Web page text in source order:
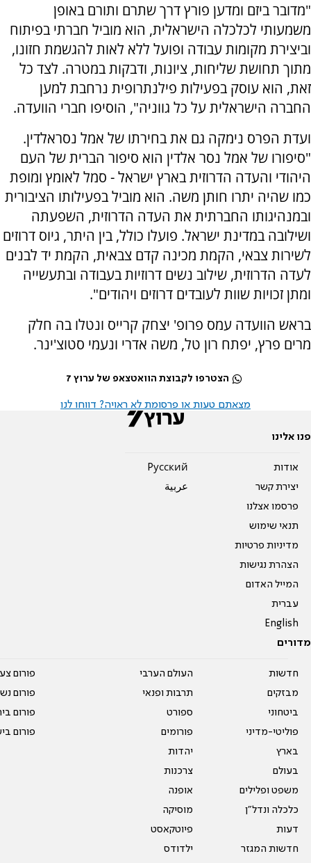
"מדובר ביזם ומדען פורץ דרך שתרם ותורם באופן
משמעותי לכלכלה הישראלית, הוא מוביל חברתי בפיתוח
וביצירת מקומות עבודה ופועל ללא לאות להגשמת חזונו,
מתוך תחושת שליחות, ציונות, ודבקות במטרה. לצד כל
זאת, הוא עוסק בפעילות פילנתרופית נרחבת למען
החברה הישראלית על כל גווניה", הוסיפו חברי הוועדה.
ועדת הפרס נימקה גם את בחירתו של אמל נסראלדין.
"סיפורו של אמל נסר אלדין הוא סיפור הברית של העם
היהודי והעדה הדרוזית בארץ ישראל - סמל לאומץ ומופת
כמו שהיה יתרו חותן משה. הוא מוביל בפעילותו הציבורית
ובמנהיגותו החברתית את העדה הדרוזית, השפעתה
ושילובה במדינת ישראל. פועלו כולל, בין היתר, גיוס דרוזים
לשירות צבאי, הקמת מכינה קדם צבאית, הקמת יד לבנים
לעדה הדרוזית, שילוב נשים דרוזיות בעבודה ובתעשייה
ומתן זכויות שוות לעובדים דרוזים ויהודים".
בראש הוועדה עמס פרופ' יצחק קרייס ונטלו בה חלק
מרים פרץ, יפתח רון טל, משה אדרי ונעמי סטוצ'ינר.
הצטרפו לקבוצת הוואטצאפ של ערוץ 7
מצאתם טעות או פרסומת לא ראויה? דווחו לנו
פנו אלינו
אודות
יצירת קשר
פרסמו אצלנו
תנאי שימוש
מדיניות פרטיות
הצהרת נגישות
המייל האדום
עברית
English
Pусский
عربية
מדורים
חדשות
מבזקים
ביטחוני
פוליטי-מדיני
בארץ
בעולם
משפט ופלילים
כלכלה ונדל"ן
דעות
חדשות המגזר
העולם הערבי
תרבות ופנאי
ספורט
פורומים
יהדות
צרכנות
אופנה
מוסיקה
פיוטקאסט
ילדודס
פורום
פורום
פורום
פורום